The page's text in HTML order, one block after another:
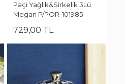
Paçi Yağlık&Sirkelik 3Lü
Megan P/POR-101985
729,00 TL